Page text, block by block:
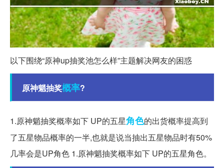
以下围绕“原神up抽奖池怎么样”主题解决网友的困惑
原神魈抽奖概率?
1.原神魈抽奖概率如下 UP的五星角色的出货概率提高到
了五星物品概率的一半,也就是说当抽出五星物品时有50%
几率会是UP角色 1.原神魈抽奖概率如下 UP的五星角色。